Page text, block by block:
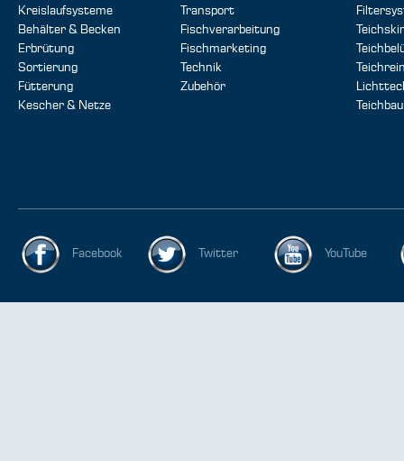
Kreislaufsysteme
Behälter & Becken
Erbrütung
Sortierung
Fütterung
Kescher & Netze
Transport
Fischverarbeitung
Fischmarketing
Technik
Zubehör
Teichbau
Facebook Twitter YouTube